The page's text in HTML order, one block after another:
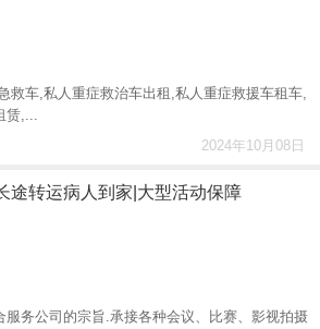
救车,私人重症救治车出租,私人重症救援车租车,
赁,...
2024年10月08日
途转运病人到家|大型活动保障
服务公司的宗旨.承接各种会议、比赛、影视拍摄